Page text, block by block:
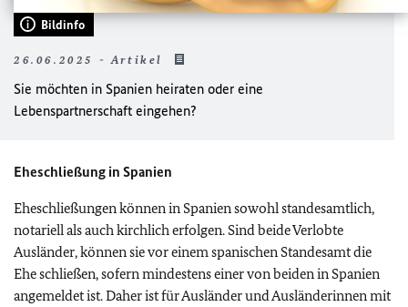
Bildinfo
26.06.2025 - Artikel
Sie möchten in Spanien heiraten oder eine
Lebenspartnerschaft eingehen?
Eheschließung in Spanien
Eheschließungen können in Spanien sowohl standesamtlich,
notariell als auch kirchlich erfolgen. Sind beide Verlobte
Ausländer, können sie vor einem spanischen Standesamt die
Ehe schließen, sofern mindestens einer von beiden in Spanien
angemeldet ist. Daher ist für Ausländer und Ausländerinnen mit